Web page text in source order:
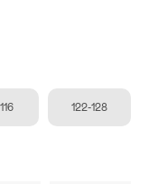
122-128